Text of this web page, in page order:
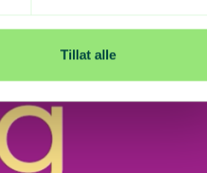
Tillat alle